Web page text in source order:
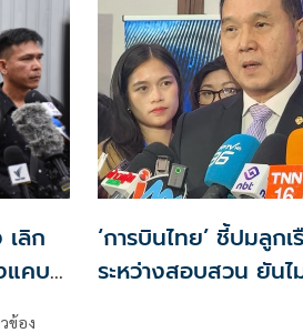
ลิก
แคบฮ
ข้อง
‘การบินไทย’ ชี้ปมลูก
ระหว่างสอบสวน ยันไ